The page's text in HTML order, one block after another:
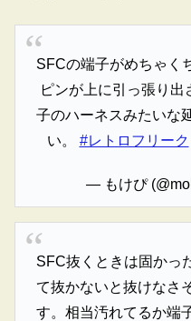
SFCの端子がめちゃく
ピンが上に引っ張り
子のハーネスみたいな
い。 #レトロフリーク
— もけぴ
SFC抜くときは固かっ
て抜かないと抜けなさ
す。相当汚れてるか端